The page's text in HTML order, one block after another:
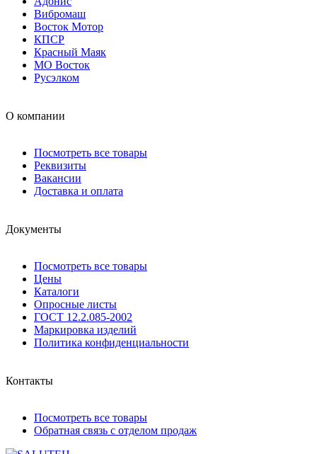
Вибромаш
Восток Мотор
КПСР
Красный Маяк
МО Восток
Русэлком
О компании
Посмотреть все товары
Реквизиты
Вакансии
Доставка и оплата
Документы
Посмотреть все товары
Цены
Каталоги
Опросные листы
ГОСТ 12.2.085-2002
Маркировка изделий
Политика конфиденциальности
Контакты
Посмотреть все товары
Обратная связь с отделом продаж